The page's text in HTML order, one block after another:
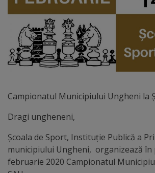
Deținători
ai
titlului
„Merite
Ungheni”
Diplome
de
Excelență
Campionatul Municipiului Ungheni la
Dragi ungheneni,
Școala de Sport, Instituție Publică a
municipiului Ungheni, organizează în
februarie 2020 Campionatul